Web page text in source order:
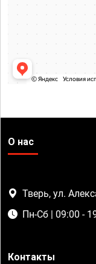
О нас
Тверь, ул.
Пн-Сб | 09:00 -
Контакты